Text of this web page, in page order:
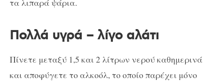
τα λιπαρά ψάρια.
Πολλά υγρά – λίγο αλάτι
Πίνετε μεταξύ 1,5 και 2 λίτρων νερού καθημερινά
και αποφύγετε το αλκοόλ, το οποίο παρέχει μόνο